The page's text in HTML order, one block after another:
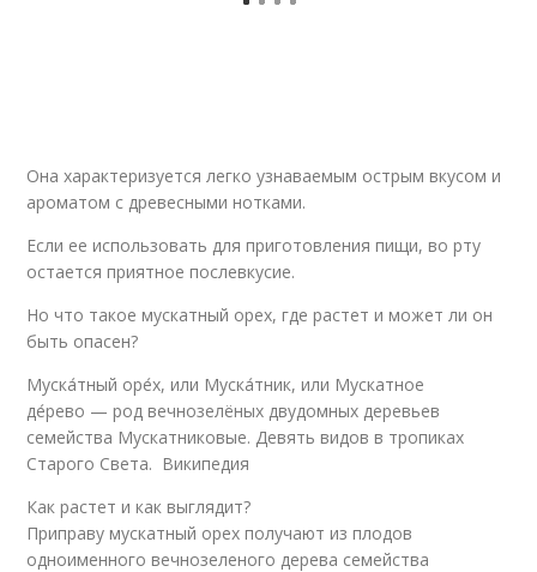
Она характеризуется легко узнаваемым острым вкусом и
ароматом с древесными нотками.
Если ее использовать для приготовления пищи, во рту
остается приятное послевкусие.
Но что такое мускатный орех, где растет и может ли он
быть опасен?
Муска́тный оре́х, или Муска́тник, или Мускатное
де́рево — род вечнозелёных двудомных деревьев
семейства Мускатниковые. Девять видов в тропиках
Старого Света. Википедия
Как растет и как выглядит?
Приправу мускатный орех получают из плодов
одноименного вечнозеленого дерева семейства